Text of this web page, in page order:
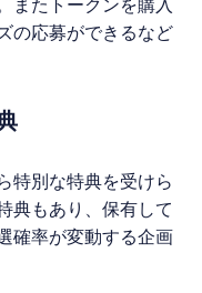
の応募ができるなど
特別な特典を受けら
典もあり、保有して
確率が変動する企画